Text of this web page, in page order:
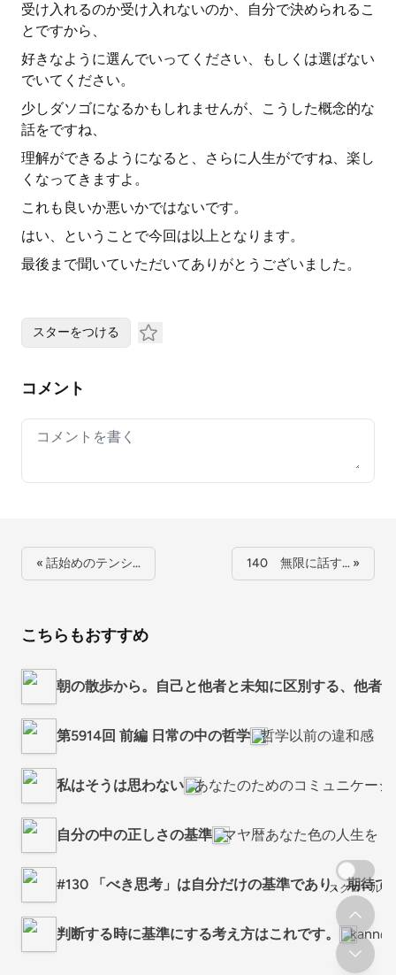
受け入れるのか受け入れないのか、自分で決められるこ
とですから、
好きなように選んでいってください、もしくは選ばない
でいてください。
少しダソゴになるかもしれませんが、こうした概念的な
話をですね、
理解ができるようになると、さらに人生がですね、楽し
くなってきますよ。
これも良いか悪いかではないです。
はい、ということで今回は以上となります。
最後まで聞いていただいてありがとうございました。
スターをつける
コメント
Your comment
« 話始めのテンシ… 140 無限に話す… »
こちらもおすすめ
朝の散歩から。自己と他者と未知に区別する、他者
第5914回 前編 日常の中の哲学 哲学以前の違和感
私はそうは思わない あなたのためのコミュニケー
自分の中の正しさの基準 マヤ暦あなた色の人生を
#130 「べき思考」は自分だけの基準であり、期待で
判断する時に基準にする考え方はこれです。 kann
スクロール